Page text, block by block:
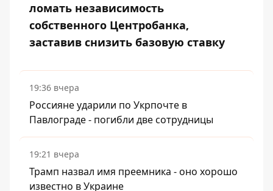
ломать независимость
собственного Центробанка,
заставив снизить базовую ставку
19:36 вчера
Россияне ударили по Укрпочте в
Павлограде - погибли две сотрудницы
19:21 вчера
Трамп назвал имя преемника - оно хорошо
известно в Украине